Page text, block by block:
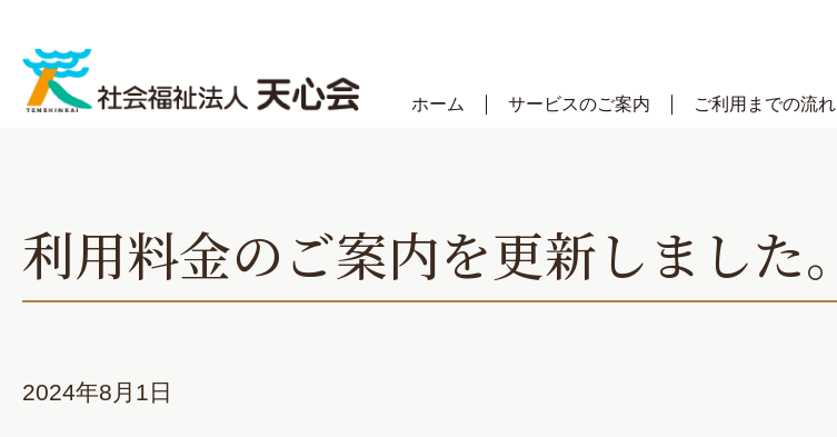
content
ホーム サービスのご案内 ご利用までの流れ
利用料金のご案内を更新しました。
2024年8月1日